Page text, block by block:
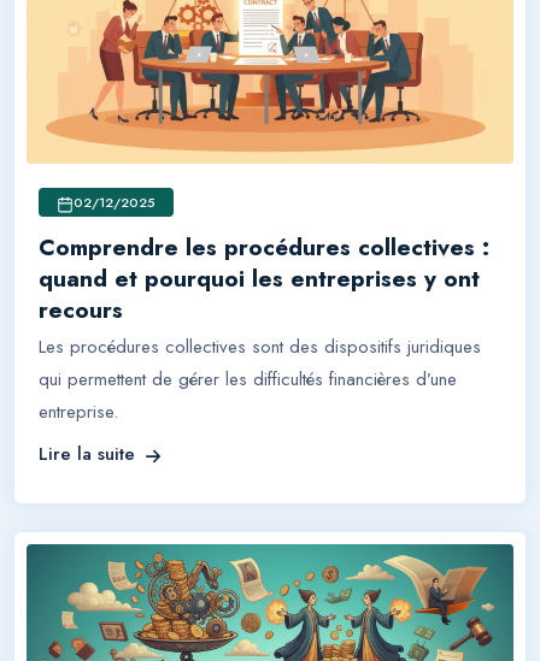
02/12/2025
Comprendre les procédures collectives :
quand et pourquoi les entreprises y ont
recours
Les procédures collectives sont des dispositifs juridiques
qui permettent de gérer les difficultés financières d’une
entreprise.
Lire la suite